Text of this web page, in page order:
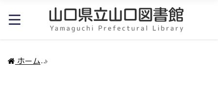
ホーム